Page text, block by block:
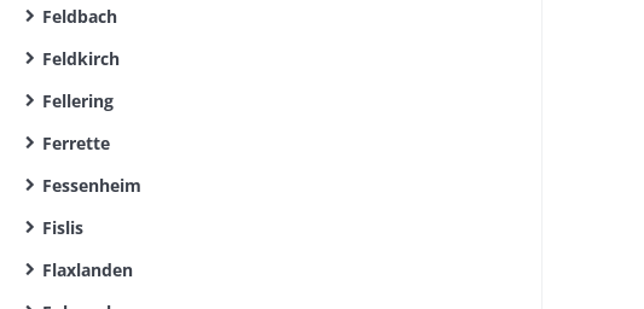
Feldbach
Feldkirch
Fellering
Ferrette
Fessenheim
Fislis
Flaxlanden